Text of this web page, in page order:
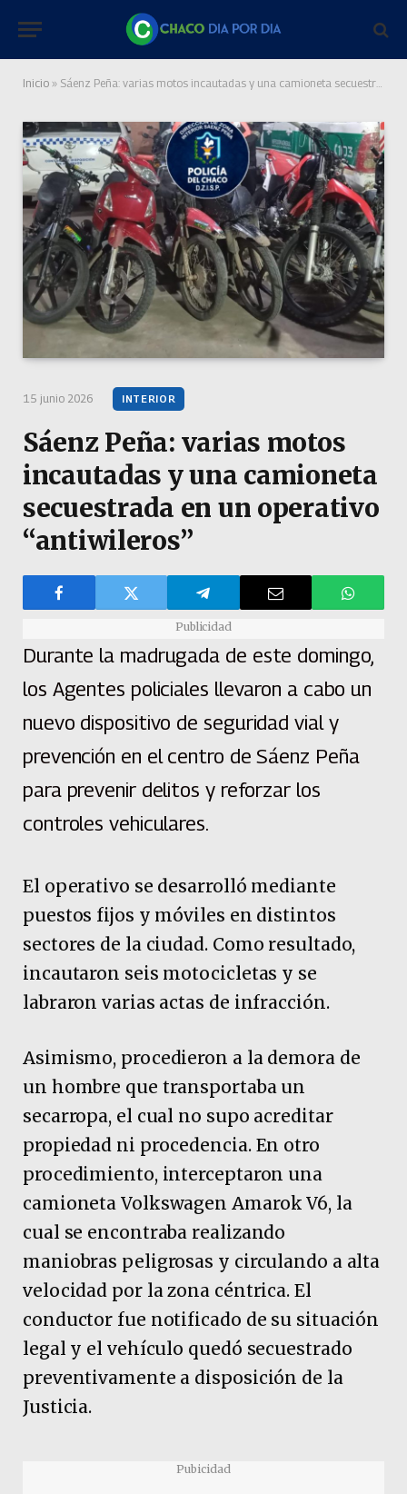
Inicio » Sáenz Peña: varias motos incautadas y una camioneta secuestrada en un operativo “antiwileros”
15 junio 2026 INTERIOR
Sáenz Peña: varias motos
incautadas y una camioneta
secuestrada en un operativo
“antiwileros”
Publicidad
Durante la madrugada de este domingo,
los Agentes policiales llevaron a cabo un
nuevo dispositivo de seguridad vial y
prevención en el centro de Sáenz Peña
para prevenir delitos y reforzar los
controles vehiculares.
El operativo se desarrolló mediante
puestos fijos y móviles en distintos
sectores de la ciudad. Como resultado,
incautaron seis motocicletas y se
labraron varias actas de infracción.
Asimismo, procedieron a la demora de
un hombre que transportaba un
secarropa, el cual no supo acreditar
propiedad ni procedencia. En otro
procedimiento, interceptaron una
camioneta Volkswagen Amarok V6, la
cual se encontraba realizando
maniobras peligrosas y circulando a alta
velocidad por la zona céntrica. El
conductor fue notificado de su situación
legal y el vehículo quedó secuestrado
preventivamente a disposición de la
Justicia.
Pubicidad